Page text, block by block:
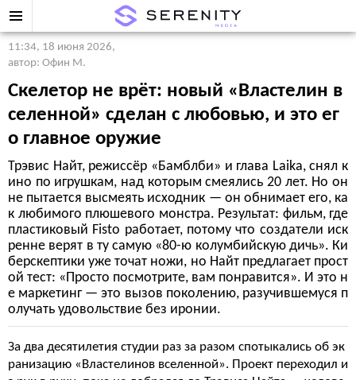
11:34, 18 июня 2026,
автор: Офин М.
Скелетор не врёт: новый «Властелин в
селенной» сделан с любовью, и это ег
о главное оружие
Трэвис Найт, режиссёр «Бамблби» и глава Laika, снял к
ино по игрушкам, над которым смеялись 20 лет. Но он
не пытается высмеять исходник — он обнимает его, ка
к любимого плюшевого монстра. Результат: фильм, где
пластиковый Fisto работает, потому что создатели иск
ренне верят в ту самую «80-ю колумбийскую дичь». Ки
берскептики уже точат ножи, но Найт предлагает прост
ой тест: «Просто посмотрите, вам понравится». И это н
е маркетинг — это вызов поколению, разучившемуся п
олучать удовольствие без иронии.
За два десятилетия студии раз за разом спотыкались об эк
ранизацию «Властелинов вселенной». Проект переходил и